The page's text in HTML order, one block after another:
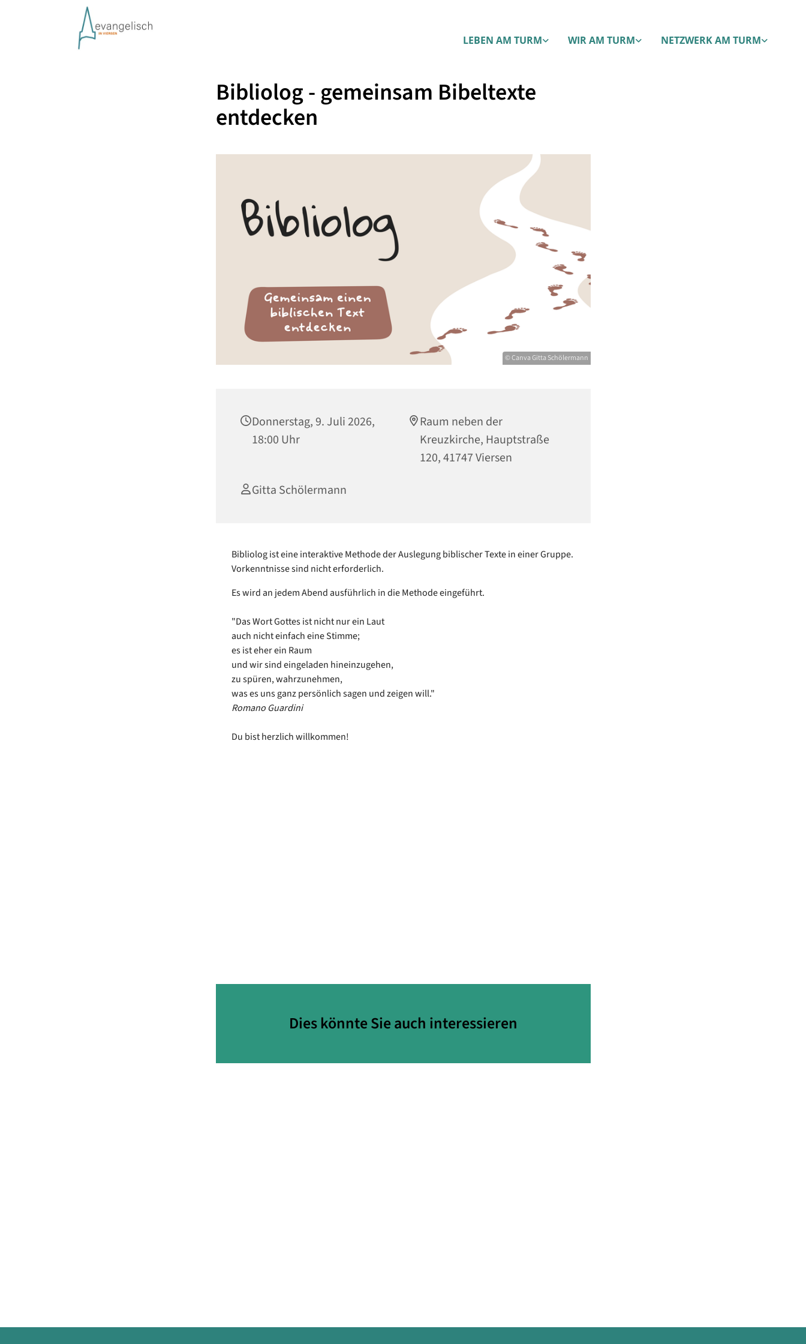
LEBEN AM TURM WIR AM TURM NETZWERK AM TURM
Bibliolog - gemeinsam Bibeltexte
entdecken
© Canva Gitta Schölermann
Donnerstag, 9. Juli 2026,
18:00 Uhr
Raum neben der
Kreuzkirche, Hauptstraße
120, 41747 Viersen
Gitta Schölermann
Bibliolog ist eine interaktive Methode der Auslegung biblischer Texte in einer Gruppe.
Vorkenntnisse sind nicht erforderlich.
Es wird an jedem Abend ausführlich in die Methode eingeführt.
"Das Wort Gottes ist nicht nur ein Laut
auch nicht einfach eine Stimme;
es ist eher ein Raum
und wir sind eingeladen hineinzugehen,
zu spüren, wahrzunehmen,
was es uns ganz persönlich sagen und zeigen will."
Romano Guardini
Du bist herzlich willkommen!
Dies könnte Sie auch interessieren